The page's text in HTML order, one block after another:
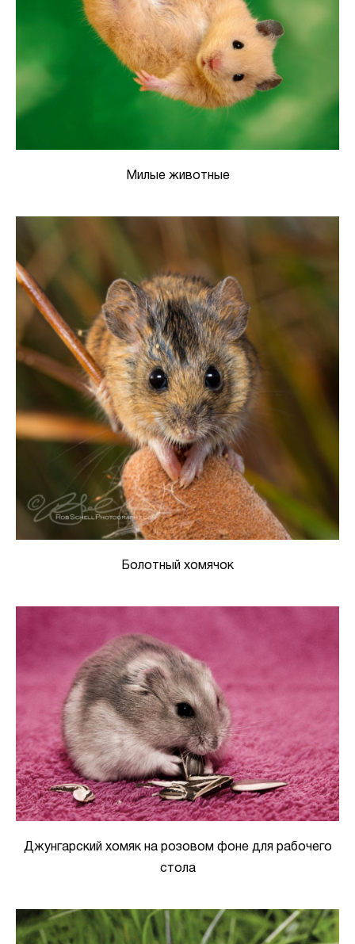
Милые животные
Болотный хомячок
Джунгарский хомяк на розовом фоне для рабочего
стола